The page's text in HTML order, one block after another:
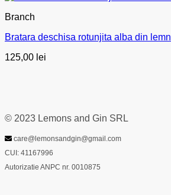
Branch
Bratara deschisa rotunjita alba din lemn
125,00 lei
© 2023 Lemons and Gin SRL
care@lemonsandgin@gmail.com
CUI: 41167996
Autorizatie ANPC nr. 0010875